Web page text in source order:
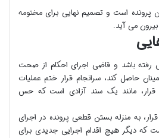
پرونده است و تصمیم نهایی برای مختومه
می آید.
رفته باشد و قاضی اجرای احکام از صحت
حاصل کند، سرانجام قرار ختم عملیات
قرار، مانند یک سند آزادی است که حس
به منزله بستن قطعی پرونده در اجرای
که دیگر هیچ اقدام اجرایی جدیدی برای